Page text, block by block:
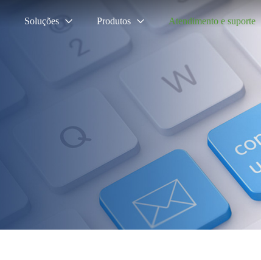
Soluções Produtos Atendimento e suporte